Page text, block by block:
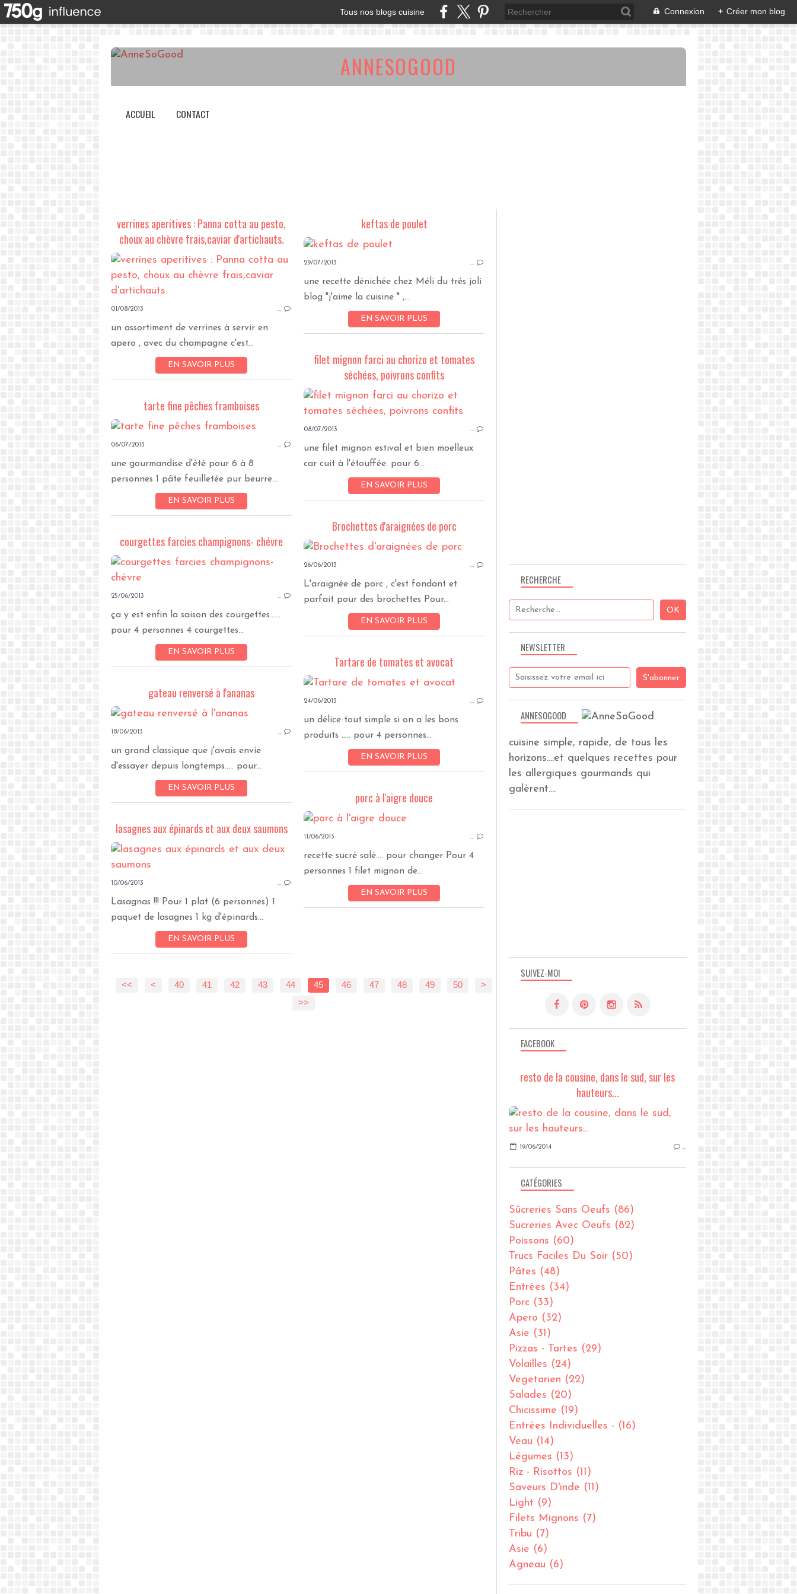
Tous nos blogs cuisine Connexion + Créer mon blog
ANNESOGOOD
ACCUEIL CONTACT
verrines aperitives : Panna cotta au pesto,
choux au chèvre frais,caviar d'artichauts.
01/08/2013 …
un assortiment de verrines à servir en
apero , avec du champagne c'est...
EN SAVOIR PLUS
keftas de poulet
29/07/2013 …
une recette dénichée chez Méli du trés joli
blog "j'aime la cuisine " ,...
EN SAVOIR PLUS
filet mignon farci au chorizo et tomates
séchées, poivrons confits
08/07/2013 …
une filet mignon estival et bien moelleux
car cuit à l'étouffée. pour 6...
EN SAVOIR PLUS
tarte fine pêches framboises
06/07/2013 …
une gourmandise d'été pour 6 à 8
personnes 1 pâte feuilletée pur beurre...
EN SAVOIR PLUS
Brochettes d'araignées de porc
26/06/2013 …
L'araignée de porc , c'est fondant et
parfait pour des brochettes Pour...
EN SAVOIR PLUS
courgettes farcies champignons- chévre
25/06/2013 …
ça y est enfin la saison des courgettes......
pour 4 personnes 4 courgettes...
EN SAVOIR PLUS
Tartare de tomates et avocat
TARTARES
24/06/2013 …
un délice tout simple si on a les bons
produits ..... pour 4 personnes...
EN SAVOIR PLUS
gateau renversé à l'ananas
SUCRERIES AVEC OEUFS
18/06/2013 …
un grand classique que j'avais envie
d'essayer depuis longtemps..... pour...
EN SAVOIR PLUS
porc à l'aigre douce
11/06/2013 …
recette sucré salé.... pour changer Pour 4
personnes 1 filet mignon de...
EN SAVOIR PLUS
lasagnes aux épinards et aux deux saumons
PÂTES
10/06/2013 …
Lasagnas !!! Pour 1 plat (6 personnes) 1
paquet de lasagnes 1 kg d'épinards...
EN SAVOIR PLUS
<< < 10
20
30
40 41 42 43 44 45 46 47 48 49 50 60
70
>
>>
NEWSLETTER
SUIVEZ-MOI
RECHERCHE
ANNESOGOOD
cuisine simple, rapide, de tous les
horizons....et quelques recettes pour
les allergiques gourmands qui
galèrent....
FACEBOOK
resto de la cousine, dans le sud, sur les
hauteurs...
19/06/2014 …
CATÉGORIES
Sûcreries Sans Oeufs (86)
Sucreries Avec Oeufs (82)
Poissons (60)
Trucs Faciles Du Soir (50)
Pâtes (48)
Entrées (34)
Porc (33)
Apero (32)
Asie (31)
Pizzas - Tartes (29)
Volailles (24)
Vegetarien (22)
Salades (20)
Chicissime (19)
Entrées Individuelles - (16)
Veau (14)
Légumes (13)
Riz - Risottos (11)
Saveurs D'inde (11)
Light (9)
Filets Mignons (7)
Tribu (7)
Asie (6)
Agneau (6)